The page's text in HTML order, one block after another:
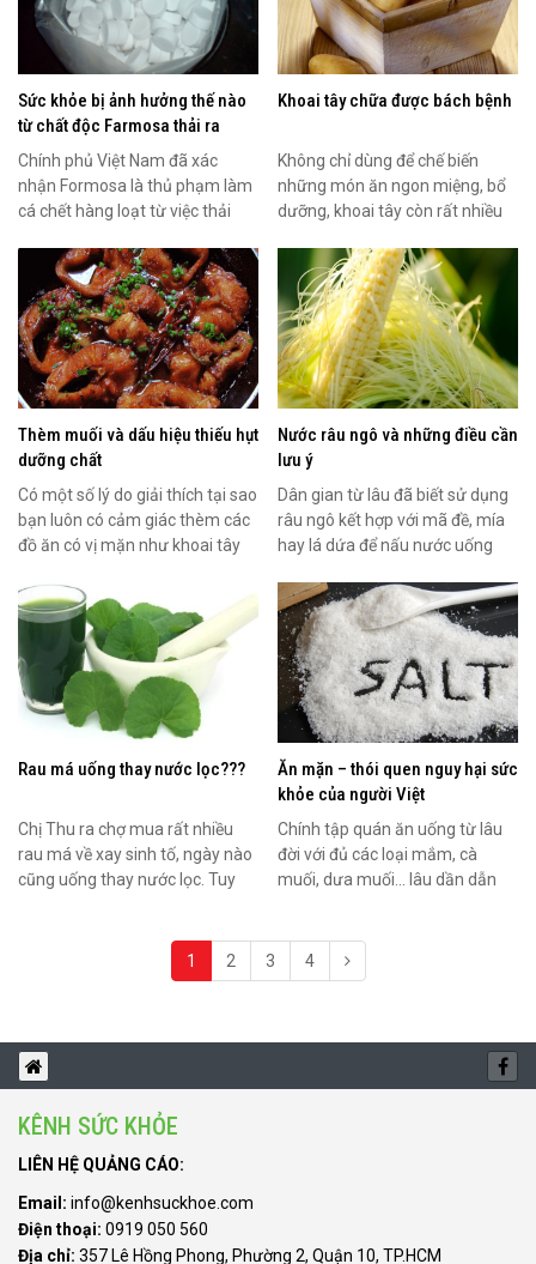
Sức khỏe bị ảnh hưởng thế nào
từ chất độc Farmosa thải ra
Chính phủ Việt Nam đã xác
nhận Formosa là thủ phạm làm
cá chết hàng loạt từ việc thải
Khoai tây chữa được bách bệnh
Không chỉ dùng để chế biến
những món ăn ngon miệng, bổ
dưỡng, khoai tây còn rất nhiều
Thèm muối và dấu hiệu thiếu hụt
dưỡng chất
Có một số lý do giải thích tại sao
bạn luôn có cảm giác thèm các
đồ ăn có vị mặn như khoai tây
Nước râu ngô và những điều cần
lưu ý
Dân gian từ lâu đã biết sử dụng
râu ngô kết hợp với mã đề, mía
hay lá dứa để nấu nước uống
Rau má uống thay nước lọc???
Chị Thu ra chợ mua rất nhiều
rau má về xay sinh tố, ngày nào
cũng uống thay nước lọc. Tuy
Ăn mặn – thói quen nguy hại sức
khỏe của người Việt
Chính tập quán ăn uống từ lâu
đời với đủ các loại mắm, cà
muối, dưa muối... lâu dần dẫn
1 2 3 4
KÊNH SỨC KHỎE
LIÊN HỆ QUẢNG CÁO:
Email: info@kenhsuckhoe.com
Điện thoại: 0919 050 560
Địa chỉ: 357 Lê Hồng Phong, Phường 2, Quận 10, TP.HCM